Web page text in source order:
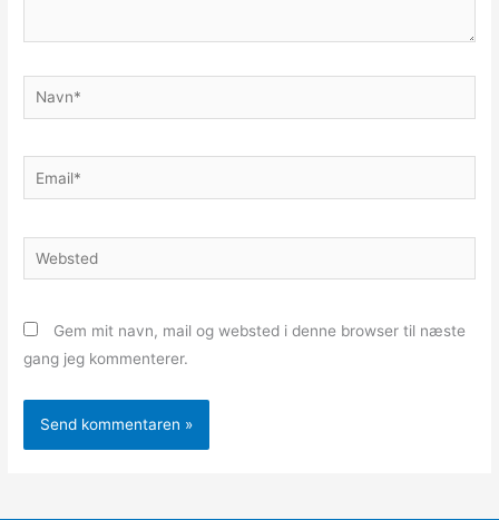
Navn*
Email*
Websted
Gem mit navn, mail og websted i denne browser til næste
gang jeg kommenterer.